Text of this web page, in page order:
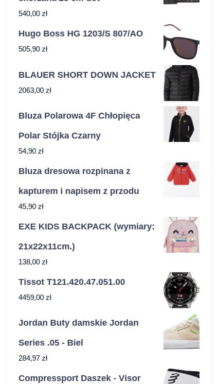
540,00 zł
Hugo Boss HG 1203/S 807/AO
505,90 zł
BLAUER SHORT DOWN JACKET
2063,00 zł
Bluza Polarowa 4F Chłopięca
Polar Stójka Czarny
54,90 zł
Bluza dresowa rozpinana z
kapturem i napisem z przodu
45,90 zł
EXE KIDS BACKPACK (wymiary:
21x22x11cm.)
138,00 zł
Tissot T121.420.47.051.00
4459,00 zł
Jordan Buty damskie Jordan
Series .05 - Biel
284,97 zł
Compressport Daszek - Visor